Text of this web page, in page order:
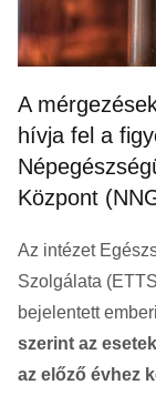
A
hívja fel a
Központ
Az intézet
Szolgálata
bejelentett
szerint az
az előző évhez